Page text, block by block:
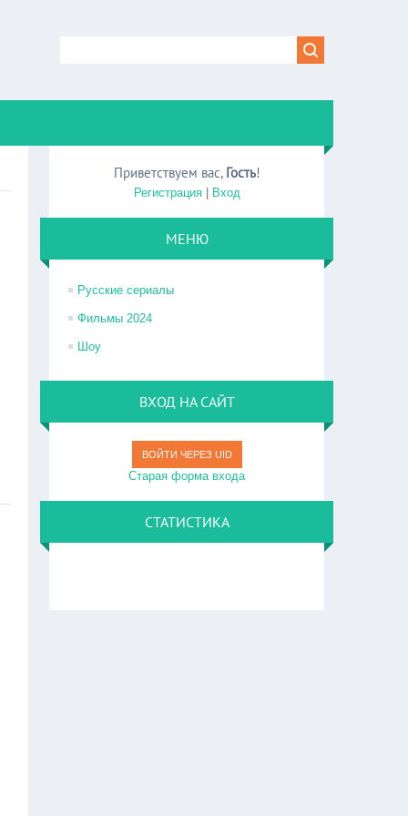
Приветствуем вас, Гость!
Регистрация| Вход
МЕНЮ
Русские сериалы
Фильмы 2024
Шоу
ВХОД НА САЙТ
ВОЙТИ ЧЕРЕЗ UID
Старая форма входа
СТАТИСТИКА